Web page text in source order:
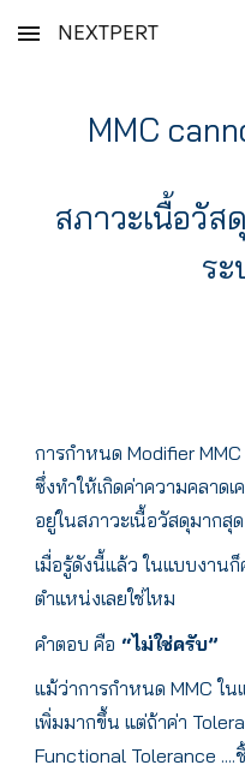
Skip to main content
NEXTPERT
MMC
สภาวะเนื้อวัส
ระ
การกำหนด Modifier
ซึ่งทำให้เกิดค่าความคลาด
อยู่ในสภาวะเนื้อวัสดุมากสุด
เมื่อรู้ดังนี้แล้ว ในแบบงาน
ตำแหน่งเลยใช่ไหม
คำตอบ คือ “ไม่ใช่ครับ”
แม้ว่าการกำหนด MMC ใ
เพิ่มมากขึ้น แต่ถ้าค่า
Functional Tolerance